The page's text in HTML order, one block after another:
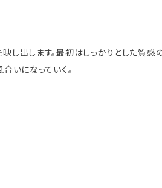
し出します。最初はしっかりとした質感
いになっていく。